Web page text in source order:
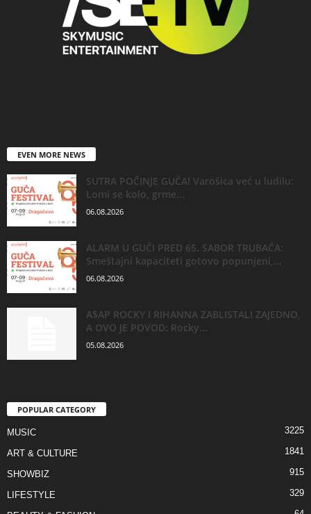
EVEN MORE NEWS
SUTRA POČINJE GUČA! Varošica već u ludilu:
Lomi se kolo, grme...
06.08.2026
ALARM U GUČI PRED 65. SABOR TRUBAČA:
Smeštajni kapaciteti gotovo popunjeni,...
06.08.2026
A$AP ROCKY I RIHANNA ZABLISTALI ZAJEDNO,
A OVO JE POVOD: Rocky...
05.08.2026
POPULAR CATEGORY
MUSIC 3225
ART & CULTURE 1841
SHOWBIZ 915
LIFESTYLE 329